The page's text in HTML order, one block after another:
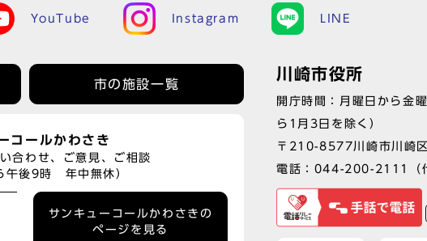
YouTube Instagram LINE
市の施設一覧
コールかわさき
合わせ、ご意見、ご相談
午後9時 年中無休）
サンキューコールかわさきの
ページを見る
川崎市役所
開庁時間：月曜日から金
ら1月3日を除く）
〒210-8577川崎市川崎
電話： 044-200-2111 （